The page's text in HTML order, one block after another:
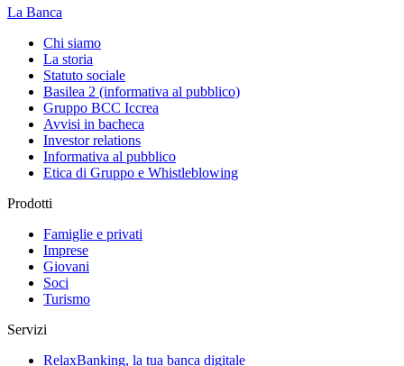
La Banca
Chi siamo
La storia
Statuto sociale
Basilea 2 (informativa al pubblico)
Gruppo BCC Iccrea
Avvisi in bacheca
Investor relations
Informativa al pubblico
Etica di Gruppo e Whistleblowing
Prodotti
Famiglie e privati
Imprese
Giovani
Soci
Turismo
Servizi
RelaxBanking, la tua banca digitale